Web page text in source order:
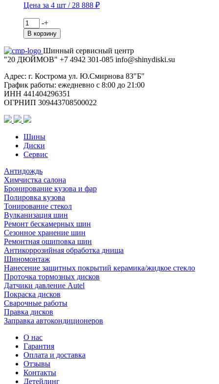
Цена за 4 шт / 28 888 ₽
Количество
товара
Viatti
205/65R16
95T
Nordico
V-
522
TL
-+
В корзину
Шинный сервисный центр
"20 ДЮЙМОВ" +7 4942 301-085 info@shinydiski.su
Адрес: г. Кострома ул. Ю.Смирнова 83"Б"
График работы: ежедневно с 8:00 до 21:00
ИНН 441404296351
ОГРНИП 309443708500022
Шины
Диски
Сервис
Антидождь
Химчистка салона
Бронирование кузова и фар
Полировка кузова
Тонирование стекол
Вулканизация шин
Ремонт бескамерных шин
Сезонное хранение шин
Ремонтная ошиповка шин
Антикоррозийная обработка днища
Шиномонтаж
Нанесение защитных покрытий керамика/жидкое стекло
Проточка тормозных дисков
Датчики давление Autel
Покраска дисков
Сварочные работы
Правка дисков
Заправка автокондиционеров
О нас
Гарантия
Оплата и доставка
Отзывы
Контакты
Детейлинг